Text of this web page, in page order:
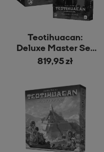
Teotihuacan:
Deluxe Master Set
[EN] + Rozszerzenie
5. Gracz
819,95 zł